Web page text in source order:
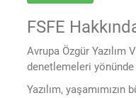
FSFE
Avrupa Özgür Yazılım
denetlemeleri yönünde
Yazılım,